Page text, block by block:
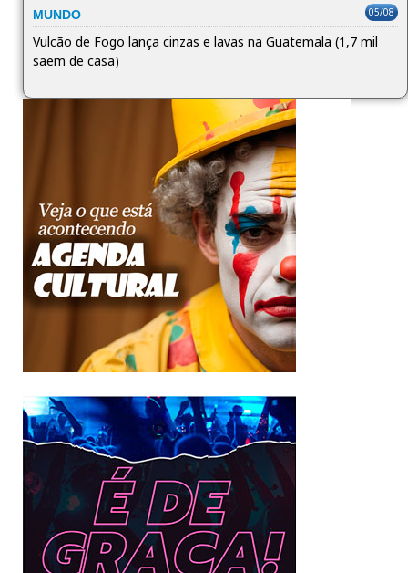
MUNDO 05/08
Vulcão de Fogo lança cinzas e lavas na Guatemala (1,7 mil
saem de casa)